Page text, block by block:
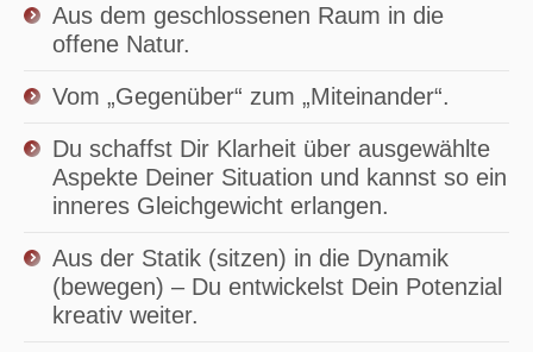
Aus dem geschlossenen Raum in die
offene Natur.
Vom „Gegenüber“ zum „Miteinander“.
Du schaffst Dir Klarheit über ausgewählte
Aspekte Deiner Situation und kannst so ein
inneres Gleichgewicht erlangen.
Aus der Statik (sitzen) in die Dynamik
(bewegen) – Du entwickelst Dein Potenzial
kreativ weiter.